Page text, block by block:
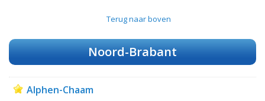
Terug naar boven
Noord-Brabant
Alphen-Chaam